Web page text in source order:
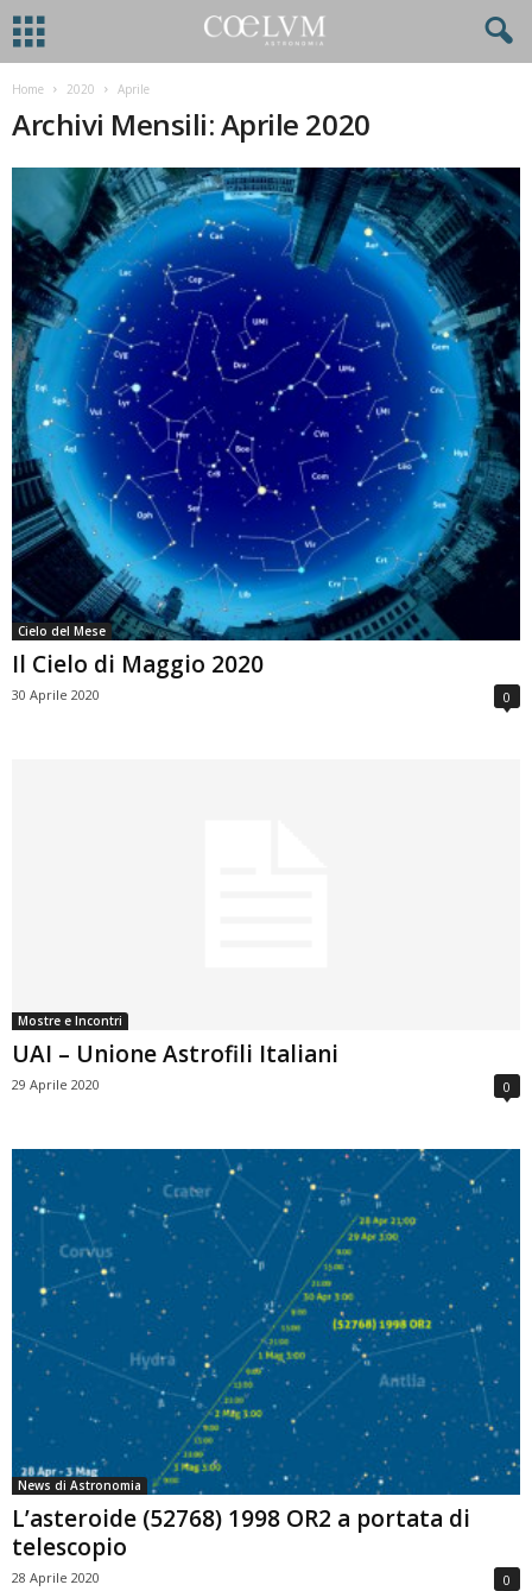
Home 2020 Aprile
Archivi Mensili: Aprile 2020
Cielo del Mese
Il Cielo di Maggio 2020
30 Aprile 2020 0
Mostre e Incontri
UAI – Unione Astrofili Italiani
29 Aprile 2020 0
News di Astronomia
L’asteroide (52768) 1998 OR2 a portata di
telescopio
28 Aprile 2020 0